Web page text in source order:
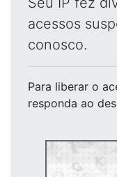
acessos
conosco.
Para liberar o
responda ao